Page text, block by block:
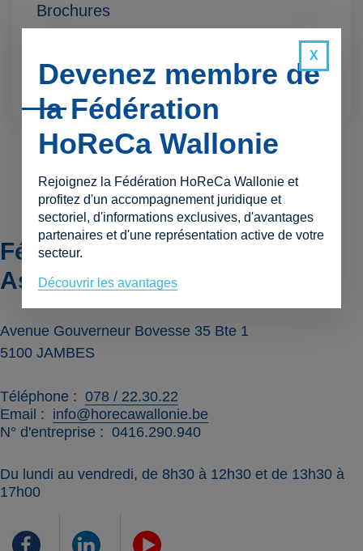
Brochures
Consulter
Fédération HoReCa Wallonie
Asbl
Avenue Gouverneur Bovesse 35 Bte 1
5100 JAMBES
Téléphone
078 / 22.30.22
Email
info@horecawallonie.be
N° d'entreprise
0416.290.940
Du lundi au vendredi, de 8h30 à 12h30 et de 13h30 à
17h00
Devenez membre de
la Fédération
HoReCa Wallonie
Rejoignez la Fédération HoReCa Wallonie et
profitez d'un accompagnement juridique et
sectoriel, d'informations exclusives, d'avantages
partenaires et d'une représentation active de votre
secteur.
Découvrir les avantages